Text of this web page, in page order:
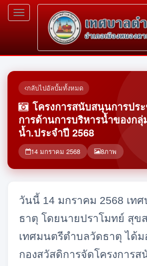
Toggle
navigation
กลับไปอัลบั้มทั้งหมด
โครงการสนับสนุนการปร
การด้านการบริหารน้ำของกลุ่
น้ำ.ประจำปี 2568
14 มกราคม 2568 8ภาพ
วันนี้ 14 มกราคม 2568 เท
ธาตุ โดยนายปราโมทย์ สุข
เทศมนตรีตำบลวัดธาตุ ได้
กองสวัสดิการจัดโครงการ